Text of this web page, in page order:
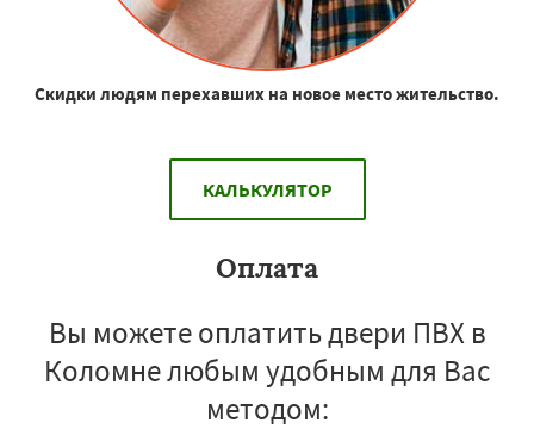
Скидки людям перехавших на новое место жительство.
КАЛЬКУЛЯТОР
Оплата
Вы можете оплатить двери ПВХ в
Коломне любым удобным для Вас
методом: